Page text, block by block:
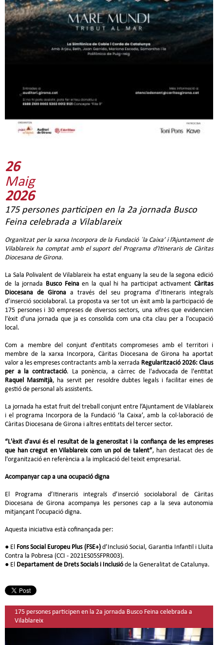
26
Maig
2026
175 persones participen en la 2a jornada Busco
Feina celebrada a Vilablareix
Organitzat per la xarxa Incorpora de la Fundació ´la Caixa’ i l’Ajuntament de
Vilablareix ha comptat amb el suport del Programa d’Itineraris de Càritas
Diocesana de Girona.
La Sala Polivalent de Vilablareix ha estat enguany la seu de la segona edició
de la jornada Busco Feinaen la qual hi ha participat activament Càritas
Diocesana de Girona a través del seu programa d’Itineraris integrals
d’inserció sociolaboral. La proposta va ser tot un èxit amb la participació de
175 persones i 30 empreses de diversos sectors, una xifres que evidencien
l'èxit d'una jornada que ja es consolida com una cita clau per a l'ocupació
local.
Com a membre del conjunt d'entitats compromeses amb el territori i
membre de la xarxa Incorpora, Càritas Diocesana de Girona ha aportat
valor a les empreses contractants amb la xerrada Regularització 2026: Claus
per a la contractació. La ponència, a càrrec de l'advocada de l'entitat
Raquel Masmitjà, ha servit per resoldre dubtes legals i facilitar eines de
gestió de personal als assistents.
La jornada ha estat fruit del treball conjunt entre l’Ajuntament de Vilablareix
i el programa Incorpora de la Fundació ‘la Caixa’, amb la col·laboració de
Càritas Diocesana de Girona i altres entitats del tercer sector.
“L'èxit d'avui és el resultat de la generositat i la confiança de les empreses
que han cregut en Vilablareix com un pol de talent”, han destacat des de
l'organització en referència a la implicació del teixit empresarial.
Acompanyar cap a una ocupació digna
El Programa d’Itineraris integrals d’inserció sociolaboral de Càritas
Diocesana de Girona acompanya les persones cap a la seva autonomia
mitjançant l'ocupació digna.
Aquesta iniciativa està cofinançada per:
● El Fons Social Europeu Plus (FSE+)d’Inclusió Social, Garantia Infantil i Lluita
Contra la Pobresa (CCI - 2021ES05SFPR003).
● El Departament de Drets Socials i Inclusióde la Generalitat de Catalunya.
175 persones participen en la 2a jornada Busco Feina celebrada a
Vilablareix